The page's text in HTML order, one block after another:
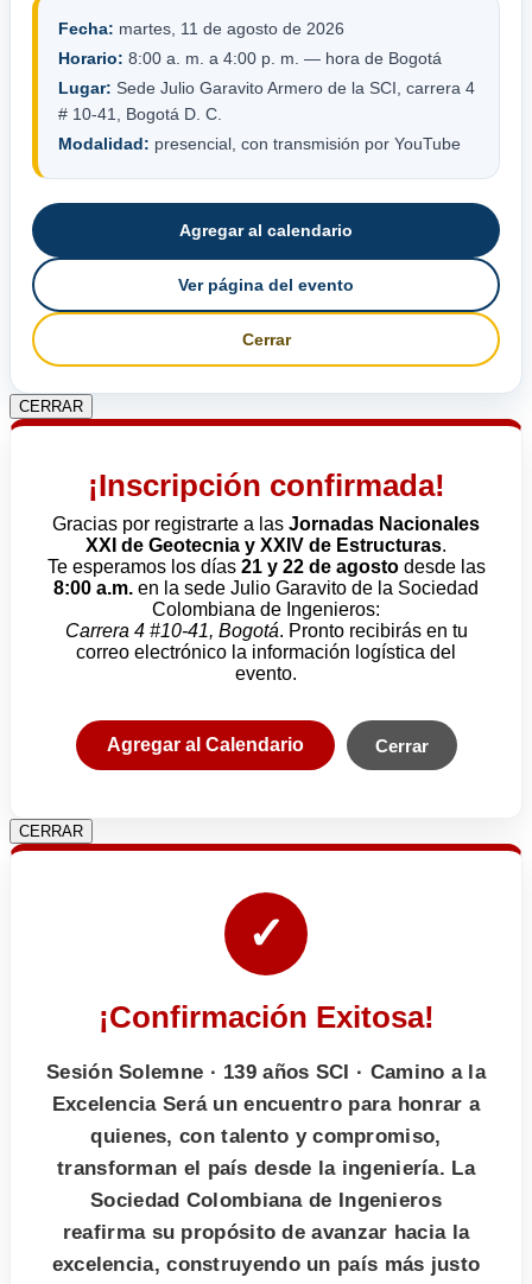
Fecha: martes, 11 de agosto de 2026
Horario: 8:00 a. m. a 4:00 p. m. — hora de Bogotá
Lugar: Sede Julio Garavito Armero de la SCI, carrera 4
# 10-41, Bogotá D. C.
Modalidad: presencial, con transmisión por YouTube
Agregar al calendario
Ver página del evento
Cerrar
CERRAR
¡Inscripción confirmada!
Gracias por registrarte a las Jornadas Nacionales
XXI de Geotecnia y XXIV de Estructuras.
Te esperamos los días 21 y 22 de agostodesde las
8:00 a.m. en la sede Julio Garavito de la Sociedad
Colombiana de Ingenieros:
Carrera 4 #10-41, Bogotá. Pronto recibirás en tu
correo electrónico la información logística del
evento.
Agregar al Calendario Cerrar
CERRAR
✓
¡Confirmación Exitosa!
Sesión Solemne · 139 años SCI · Camino a la
Excelencia Será un encuentro para honrar a
quienes, con talento y compromiso,
transforman el país desde la ingeniería. La
Sociedad Colombiana de Ingenieros
reafirma su propósito de avanzar hacia la
excelencia, construyendo un país más justo